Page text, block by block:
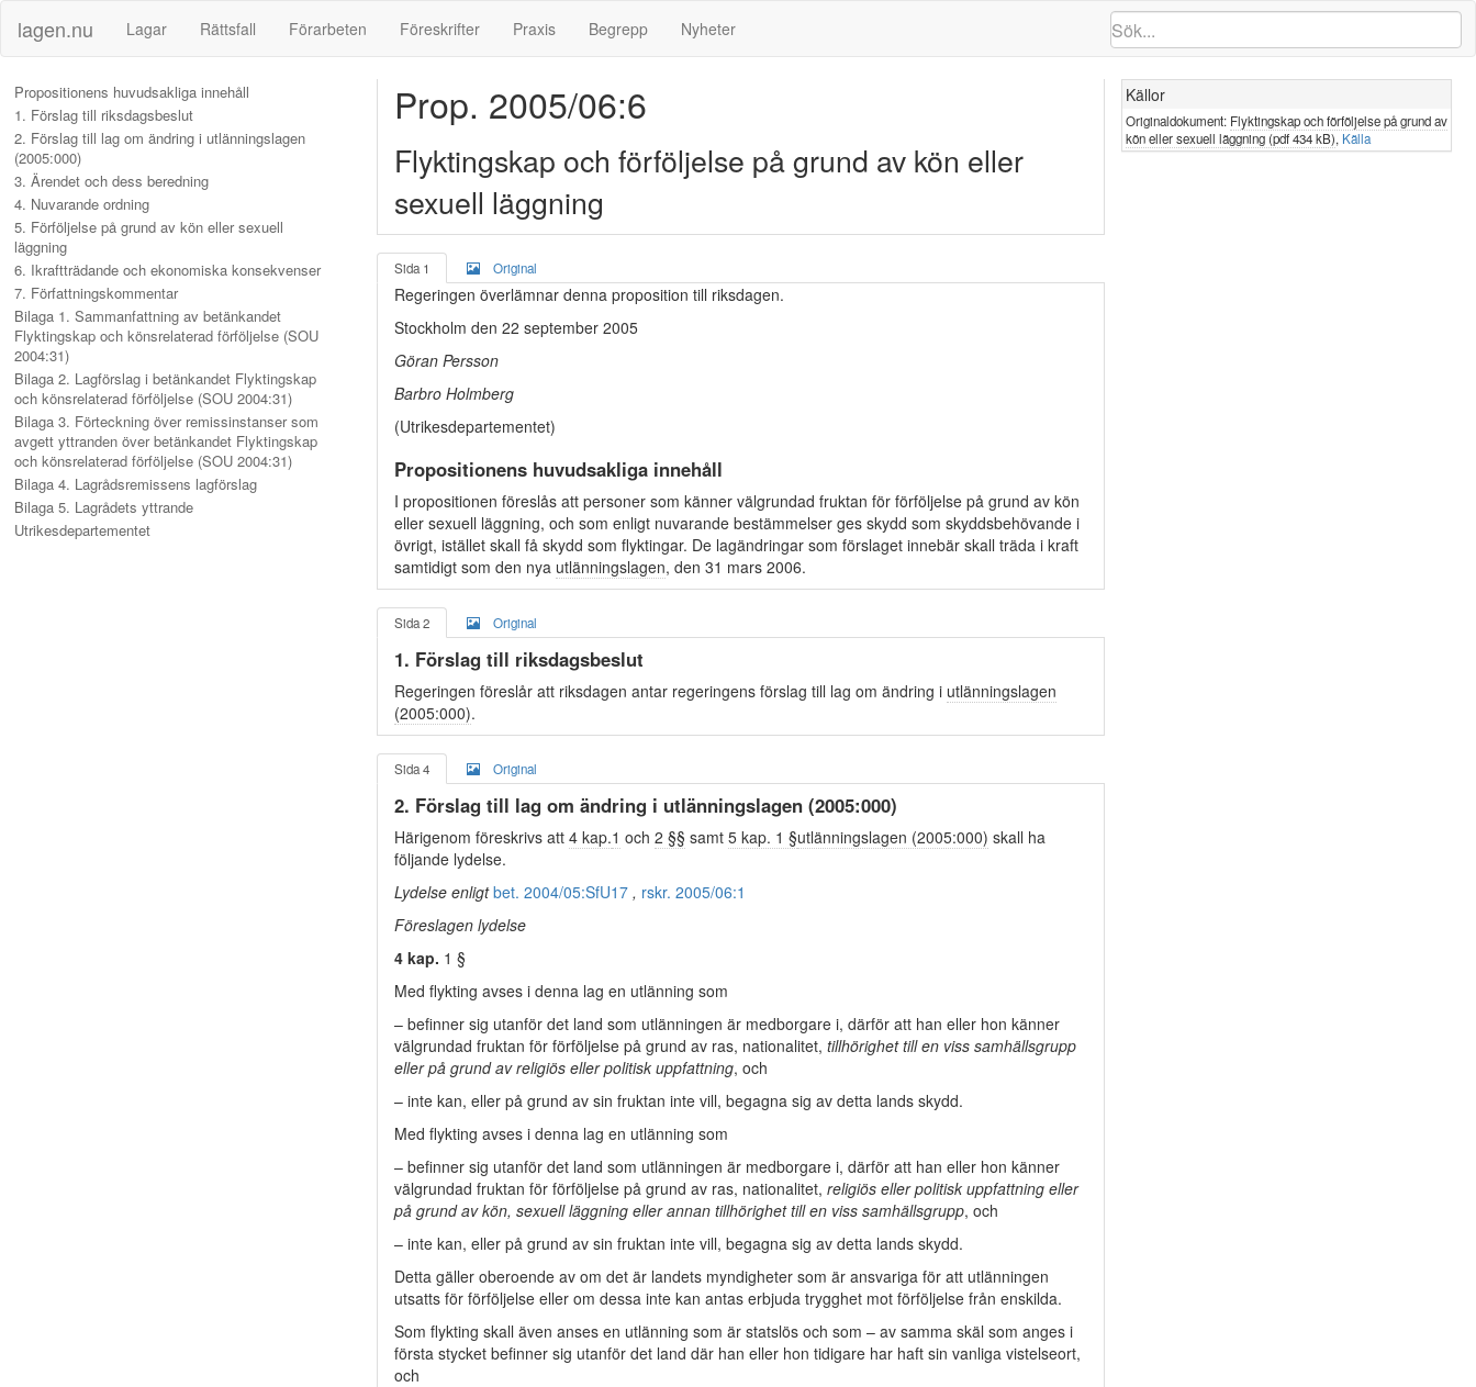
lagen.nu Lagar Rättsfall Förarbeten Föreskrifter Praxis Begrepp Nyheter
Propositionens huvudsakliga innehåll
1. Förslag till riksdagsbeslut
2. Förslag till lag om ändring i utlänningslagen
(2005:000)
3. Ärendet och dess beredning
4. Nuvarande ordning
5. Förföljelse på grund av kön eller sexuell
läggning
6. Ikraftträdande och ekonomiska konsekvenser
7. Författningskommentar
Bilaga 1. Sammanfattning av betänkandet
Flyktingskap och könsrelaterad förföljelse (SOU
2004:31)
Bilaga 2. Lagförslag i betänkandet Flyktingskap
och könsrelaterad förföljelse (SOU 2004:31)
Bilaga 3. Förteckning över remissinstanser som
avgett yttranden över betänkandet Flyktingskap
och könsrelaterad förföljelse (SOU 2004:31)
Bilaga 4. Lagrådsremissens lagförslag
Bilaga 5. Lagrådets yttrande
Utrikesdepartementet
Prop. 2005/06:6
Flyktingskap och förföljelse på grund av kön eller
sexuell läggning
Källor
Originaldokument: Flyktingskap och förföljelse på grund av
kön eller sexuell läggning (pdf 434 kB), Källa
Sida 1 Original
Regeringen överlämnar denna proposition till riksdagen.
Stockholm den 22 september 2005
Göran Persson
Barbro Holmberg
(Utrikesdepartementet)
Propositionens huvudsakliga innehåll
I propositionen föreslås att personer som känner välgrundad fruktan för förföljelse på grund av kön
eller sexuell läggning, och som enligt nuvarande bestämmelser ges skydd som skyddsbehövande i
övrigt, istället skall få skydd som flyktingar. De lagändringar som förslaget innebär skall träda i kraft
samtidigt som den nya utlänningslagen, den 31 mars 2006.
Sida 2 Original
1. Förslag till riksdagsbeslut
Regeringen föreslår att riksdagen antar regeringens förslag till lag om ändring i utlänningslagen
(2005:000).
Sida 4 Original
2. Förslag till lag om ändring i utlänningslagen (2005:000)
Härigenom föreskrivs att 4 kap.1 och 2 §§ samt 5 kap. 1 §utlänningslagen (2005:000) skall ha
följande lydelse.
Lydelse enligtbet. 2004/05:SfU17 , rskr. 2005/06:1
Föreslagen lydelse
4 kap. 1 §
Med flykting avses i denna lag en utlänning som
– befinner sig utanför det land som utlänningen är medborgare i, därför att han eller hon känner
välgrundad fruktan för förföljelse på grund av ras, nationalitet, tillhörighet till en viss samhällsgrupp
eller på grund av religiös eller politisk uppfattning, och
– inte kan, eller på grund av sin fruktan inte vill, begagna sig av detta lands skydd.
Med flykting avses i denna lag en utlänning som
– befinner sig utanför det land som utlänningen är medborgare i, därför att han eller hon känner
välgrundad fruktan för förföljelse på grund av ras, nationalitet, religiös eller politisk uppfattning eller
på grund av kön, sexuell läggning eller annan tillhörighet till en viss samhällsgrupp, och
– inte kan, eller på grund av sin fruktan inte vill, begagna sig av detta lands skydd.
Detta gäller oberoende av om det är landets myndigheter som är ansvariga för att utlänningen
utsatts för förföljelse eller om dessa inte kan antas erbjuda trygghet mot förföljelse från enskilda.
Som flykting skall även anses en utlänning som är statslös och som – av samma skäl som anges i
första stycket befinner sig utanför det land där han eller hon tidigare har haft sin vanliga vistelseort,
och